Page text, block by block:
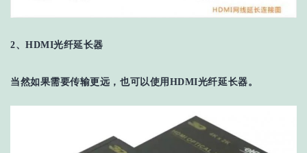
2、HDMI光纤延长器
当然如果需要传输更远，也可以使用HDMI光纤延长器。